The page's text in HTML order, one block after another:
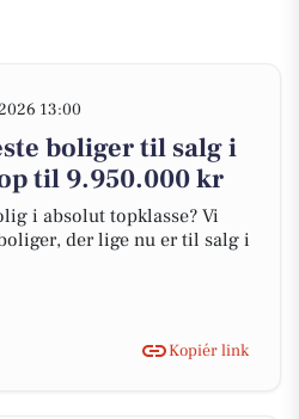
13:00
boliger til salg i
til 9.950.000 kr
i absolut topklasse? Vi
der lige nu er til salg i
Kopiér link